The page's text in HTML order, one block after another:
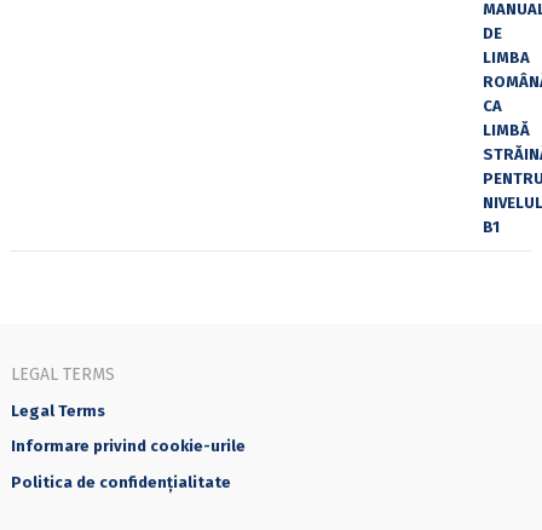
LEGAL TERMS
Legal Terms
Informare privind cookie-urile
Politica de confidențialitate